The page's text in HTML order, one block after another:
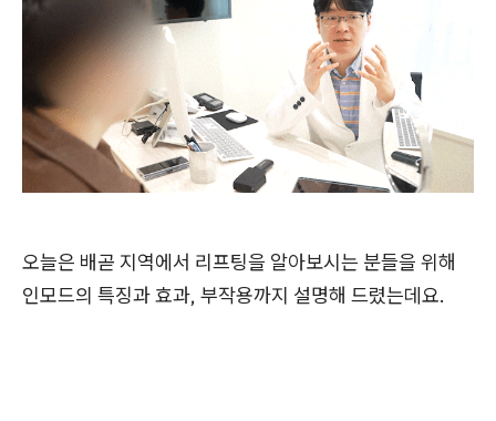
오늘은 배곧 지역에서 리프팅을 알아보시는 분들을 위해
인모드의 특징과 효과, 부작용까지 설명해 드렸는데요.